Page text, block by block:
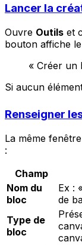
Lancer la
Ouvre Outils et
bouton affiche
« Créer un
Si aucun
Renseigner
La même fenêtre
:
Champ
Nom du
bloc
Ex :
de
Type de
bloc